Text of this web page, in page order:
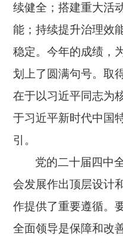
续健全；搭建重大活
能；持续提升治理效
稳定。今年的成绩，
划上了圆满句号。取
在于以习近平同志为
于习近平新时代中国
引。
党的二十届四中
会发展作出顶层设计
作提供了重要遵循。
全面领导是保障和改